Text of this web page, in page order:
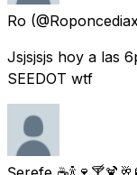
Ro
Jsjsjsjs hoy a las
SEEDOT wtf